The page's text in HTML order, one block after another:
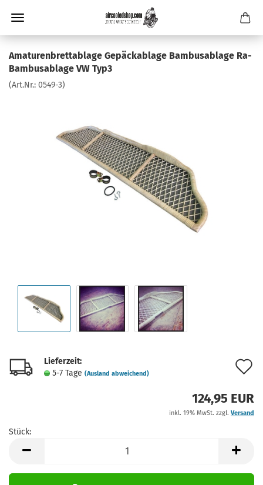
Amaturenbrettablage Gepäckablage Bambusablage Ra-
Bambusablage VW Typ3
(Art.Nr.: 0549-3)
Lieferzeit:
5-7 Tage (Ausland abweichend)
124,95 EUR
inkl. 19% MwSt. zzgl. Versand
Stück: